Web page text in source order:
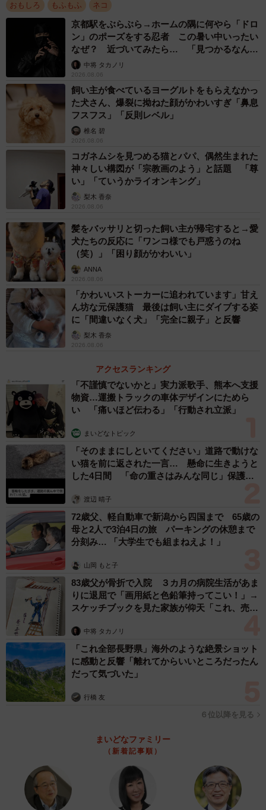
驚くような表情のハチワレ猫、恐ろしいものを見
たわけではなかった？
――何か恐ろしいものでも見たのかと思うようなお顔のま
るくん。何をしていた？
「あくびの直前のお顔でした」
――あくびをしようとしていたところを激写･･･すると、も
のすごい顔になってたと。
「はい。あくびを撮ったつもりだったのに、すごいの撮れ
ちゃったな～と思いつつツイートしていまいました･･･」
ノーマルなときのまるくん（いもこさん提供）
――怖いものを見てしまったわけじゃなかったんですね
（笑）。この後、まるくんはどうなったのでしょうか･･･。
「あくびをし終えてすっきりされたかと思いますよ
（笑）」
――そんな表情豊かなまるくんですが、普段はどんな猫ち
ゃん？
回ともいたので、その日のうちにお迎えすることを決めた
猫です。普段は甘えんぼで、お留守番後に私が帰ってくる
とスリスリしつこいくらいで本当にかわいいです。でも段
ボールやビニールなどをかじったりしてしまうので困って
おもしろ もふもふ ネコ
京都駅をぶらぶら→ホームの隅に何やら「ドロ
ン」のポーズをする忍者 この暑い中いったい
なぜ？ 近づいてみたら… 「見つかるなんて
未熟」中将 タカノリ
2026.08.06
飼い主が食べているヨーグルトをもらえなかっ
た犬さん、爆裂に拗ねた顔がかわいすぎ「鼻息
フスフス」「反則レベル」
椎名 碧
2026.08.06
コガネムシを見つめる猫とパパ、偶然生まれた
神々しい構図が「宗教画のよう」と話題 「尊
い」「ていうかライオンキング」
梨木 香奈
2026.08.06
髪をバッサリと切った飼い主が帰宅すると→愛
犬たちの反応に「ワンコ様でも戸惑うのね
（笑）」「困り顔がかわいい」
ANNA
2026.08.06
「かわいいストーカーに追われています」甘え
ん坊な元保護猫 最後は飼い主にダイブする姿
に「間違いなく犬」「完全に親子」と反響
梨木 香奈
2026.08.06
アクセスランキング
「不謹慎でないかと」実力派歌手、熊本へ支援
物資…運搬トラックの車体デザインにためら
い 「痛いほど伝わる」「行動され立派」
まいどなトピック
「そのままにしといてください」道路で動けな
い猫を前に返された一言… 懸命に生きようと
した4日間 「命の重さはみんな同じ」保護団
渡辺 晴子
72歳父、軽自動車で新潟から四国まで 65歳の
母と2人で3泊4日の旅 パーキングの休憩まで
分刻み… 「大学生でも組まねえよ！」
山岡 もと子
83歳父が骨折で入院 ３カ月の病院生活があま
りに退屈で「画用紙と色鉛筆持ってこい！」→
スケッチブックを見た家族が仰天「これ、売れ
中将 タカノリ
「これ全部長野県」海外のような絶景ショット
に感動と反響「離れてからいいところだったん
だって気づいた」
行橋 友
６位以降を見る
まいどなファミリー
（新着記事順）